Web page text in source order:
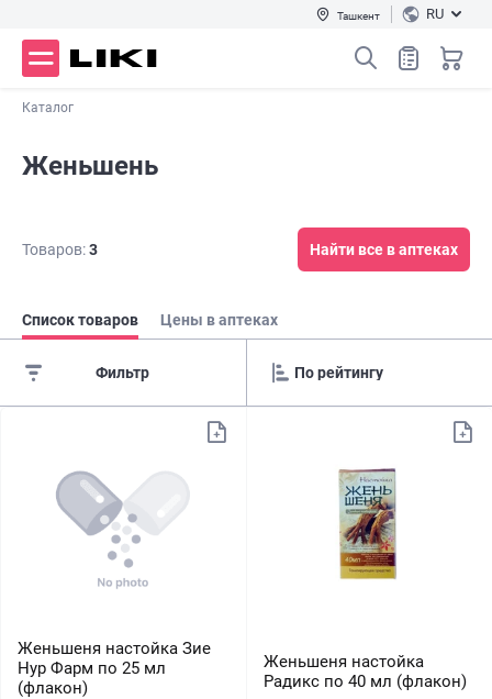
Ташкент RU
Каталог
Женьшень
Товаров:3 Найти все в аптеках
Список товаров Цены в аптеках
Фильтр
Женьшеня настойка Зие
Нур Фарм по 25 мл
(флакон)
Женьшеня настойка
Радикс по 40 мл (флакон)